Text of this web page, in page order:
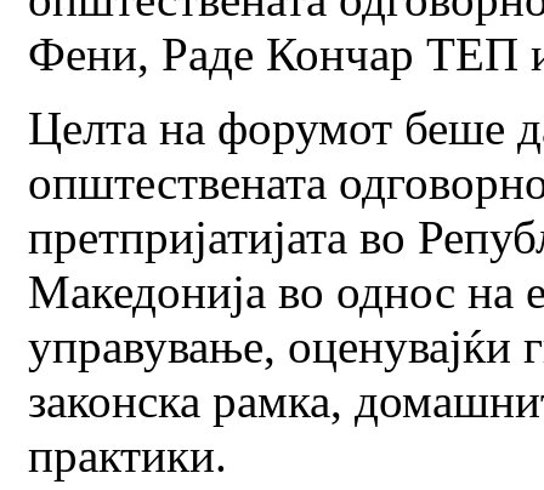
Фени, Раде Кончар ТЕП
Целта на форумот беше
општествената
претпријатијата во
Македонија во однос на
управување, оценувајќи
законска рамка,
практики.